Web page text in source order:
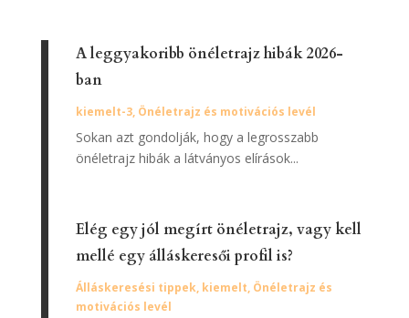
A leggyakoribb önéletrajz hibák 2026-
ban
kiemelt-3, Önéletrajz és motivációs levél
Sokan azt gondolják, hogy a legrosszabb
önéletrajz hibák a látványos elírások...
Elég egy jól megírt önéletrajz, vagy kell
mellé egy álláskeresői profil is?
Álláskeresési tippek, kiemelt, Önéletrajz és
motivációs levél